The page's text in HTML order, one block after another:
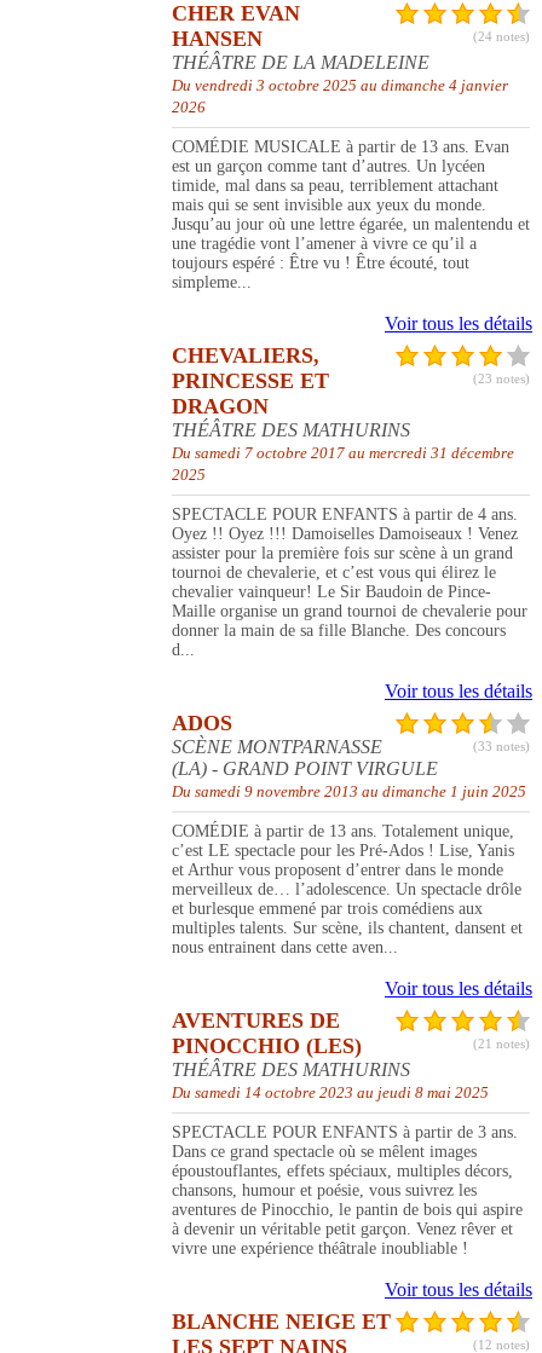
(24 notes)
CHER EVAN
HANSEN
THÉÂTRE DE LA MADELEINE
Du vendredi 3 octobre 2025 au dimanche 4 janvier
2026
COMÉDIE MUSICALE à partir de 13 ans. Evan
est un garçon comme tant d’autres. Un lycéen
timide, mal dans sa peau, terriblement attachant
mais qui se sent invisible aux yeux du monde.
Jusqu’au jour où une lettre égarée, un malentendu et
une tragédie vont l’amener à vivre ce qu’il a
toujours espéré : Être vu ! Être écouté, tout
simpleme...
Voir tous les détails
(23 notes)
CHEVALIERS,
PRINCESSE ET
DRAGON
THÉÂTRE DES MATHURINS
Du samedi 7 octobre 2017 au mercredi 31 décembre
2025
SPECTACLE POUR ENFANTS à partir de 4 ans.
Oyez !! Oyez !!! Damoiselles Damoiseaux ! Venez
assister pour la première fois sur scène à un grand
tournoi de chevalerie, et c’est vous qui élirez le
chevalier vainqueur! Le Sir Baudoin de Pince-
Maille organise un grand tournoi de chevalerie pour
donner la main de sa fille Blanche. Des concours
d...
Voir tous les détails
(33 notes)
ADOS
SCÈNE MONTPARNASSE
(LA) - GRAND POINT VIRGULE
Du samedi 9 novembre 2013 au dimanche 1 juin 2025
COMÉDIE à partir de 13 ans. Totalement unique,
c’est LE spectacle pour les Pré-Ados ! Lise, Yanis
et Arthur vous proposent d’entrer dans le monde
merveilleux de… l’adolescence. Un spectacle drôle
et burlesque emmené par trois comédiens aux
multiples talents. Sur scène, ils chantent, dansent et
nous entrainent dans cette aven...
Voir tous les détails
(21 notes)
AVENTURES DE
PINOCCHIO (LES)
THÉÂTRE DES MATHURINS
Du samedi 14 octobre 2023 au jeudi 8 mai 2025
SPECTACLE POUR ENFANTS à partir de 3 ans.
Dans ce grand spectacle où se mêlent images
époustouflantes, effets spéciaux, multiples décors,
chansons, humour et poésie, vous suivrez les
aventures de Pinocchio, le pantin de bois qui aspire
à devenir un véritable petit garçon. Venez rêver et
vivre une expérience théâtrale inoubliable !
Voir tous les détails
(12 notes)
BLANCHE NEIGE ET
LES SEPT NAINS